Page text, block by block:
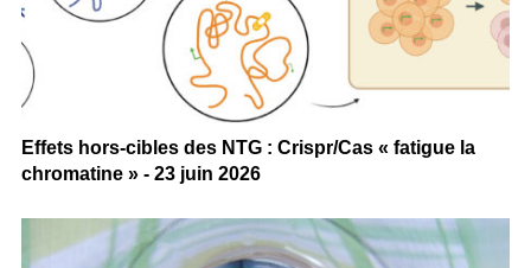
Effets hors-cibles des NTG : Crispr/Cas « fatigue la
chromatine » - 23 juin 2026